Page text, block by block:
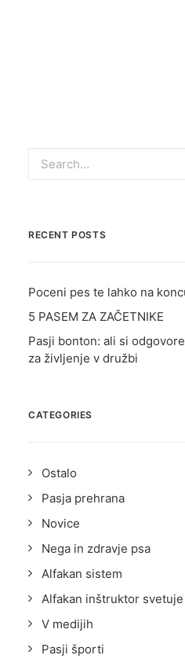
RECENT POSTS
Poceni pes te lahko na
5 PASEM ZA ZAČETNIKE
Pasji bonton: ali si
za življenje v družbi
CATEGORIES
Ostalo
Pasja prehrana
Novice
Nega in zdravje psa
Alfakan sistem
Alfakan inštruktor svetuje
V medijih
Pasji športi